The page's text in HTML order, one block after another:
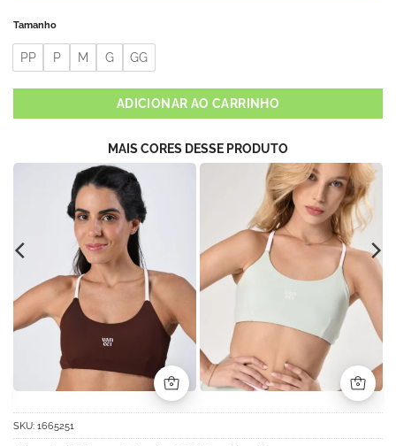
Tamanho
PP P M G GG
ADICIONAR AO CARRINHO
MAIS CORES DESSE PRODUTO
SKU: 1665251